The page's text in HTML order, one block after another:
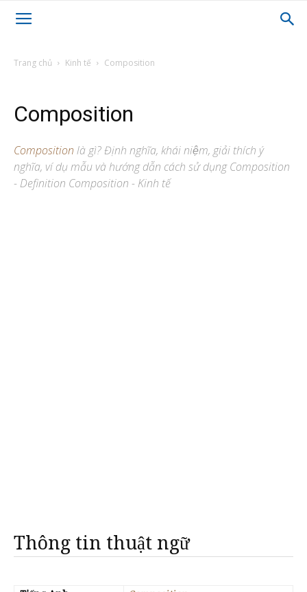
Trang chủ Kinh tế Composition
Composition
Composition là gì? Định nghĩa, khái niệm, giải thích ý
nghĩa, ví dụ mẫu và hướng dẫn cách sử dụng Composition
- Definition Composition - Kinh tế
Thông tin thuật ngữ